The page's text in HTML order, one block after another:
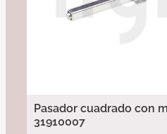
Pasador cuadrado con
31910007